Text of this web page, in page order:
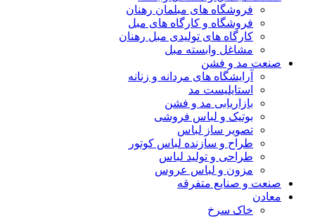
فروشگاه های مبلمان رهنان
فروشگاه و کارگاه های مبل
کارگاه های تولیدی مبل رهنان
مشاغل وابسته مبل
مد و فشن
آرایشگاه های مردانه و زنانه
استایلیست مد
بازاریابی مد و فشن
بوتیک و لباس فروشی
تصویر ساز لباس
طراح و سازنده لباس کوتور
طراحی و تولید لباس
مزون و لباس عروس
و صنایع متفرقه
خاک سرخ